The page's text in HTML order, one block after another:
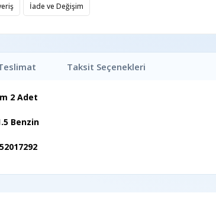
İade ve Değişim
Taksit Seçenekleri
2 Adet
Benzin